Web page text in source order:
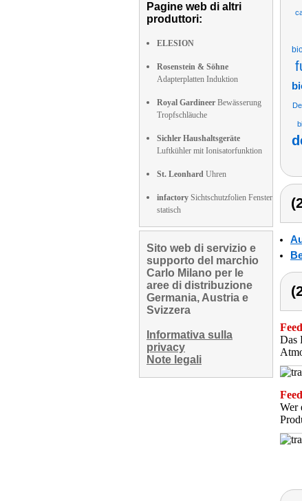
Pagine web di altri
produttori:
ELESION
Rosenstein & Söhne
Adapterplatten Induktion
Royal Gardineer Bewässerung
Tropfschläuche
Sichler Haushaltsgeräte
Luftkühler mit Ionisatorfunktion
St. Leonhard Uhren
infactory Sichtschutzfolien Fenster
statisch
Sito web di servizio e
supporto del marchio
Carlo Milano per le
aree di distribuzione
Germania, Austria e
Svizzera
Informativa sulla
privacy
Note legali
Das
Wer